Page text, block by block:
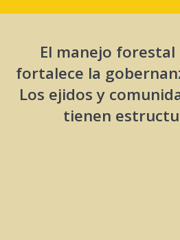
El manejo
fortalece la
Los ejidos y
tienen